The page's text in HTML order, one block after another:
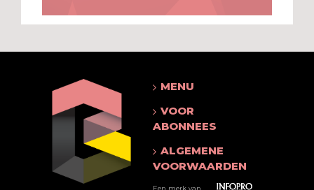
MENU
VOOR
ABONNEES
ALGEMENE
VOORWAARDEN
Een merk van ...